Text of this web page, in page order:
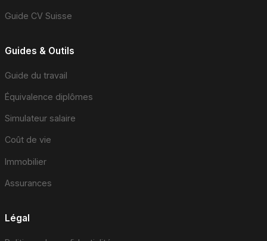
Guide CV Suisse
Guides & Outils
Guide du travail
Équivalence diplômes
Simulateur salaire
Coût de vie
Immobilier
Assurances
Légal